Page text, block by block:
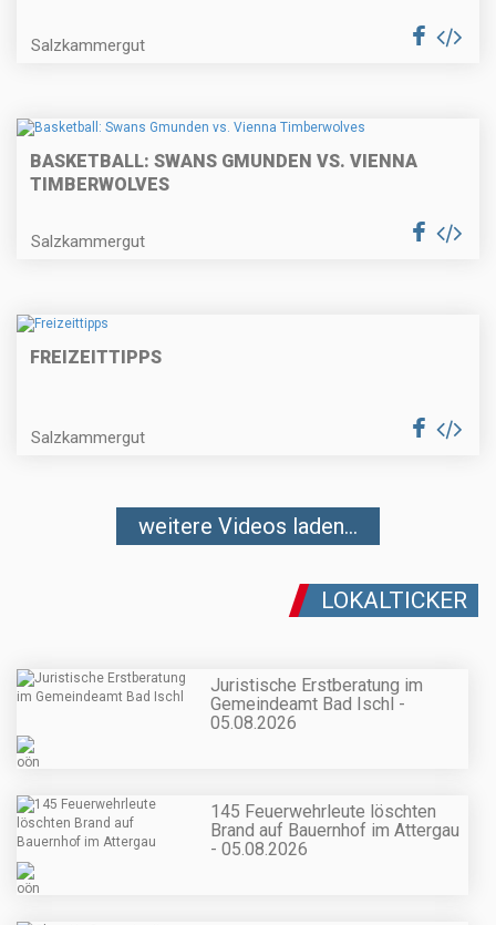
Salzkammergut
BASKETBALL: SWANS GMUNDEN VS. VIENNA
TIMBERWOLVES
Salzkammergut
FREIZEITTIPPS
Salzkammergut
weitere Videos laden...
LOKALTICKER
Juristische Erstberatung im
Gemeindeamt Bad Ischl -
05.08.2026
145 Feuerwehrleute löschten
Brand auf Bauernhof im Attergau
- 05.08.2026